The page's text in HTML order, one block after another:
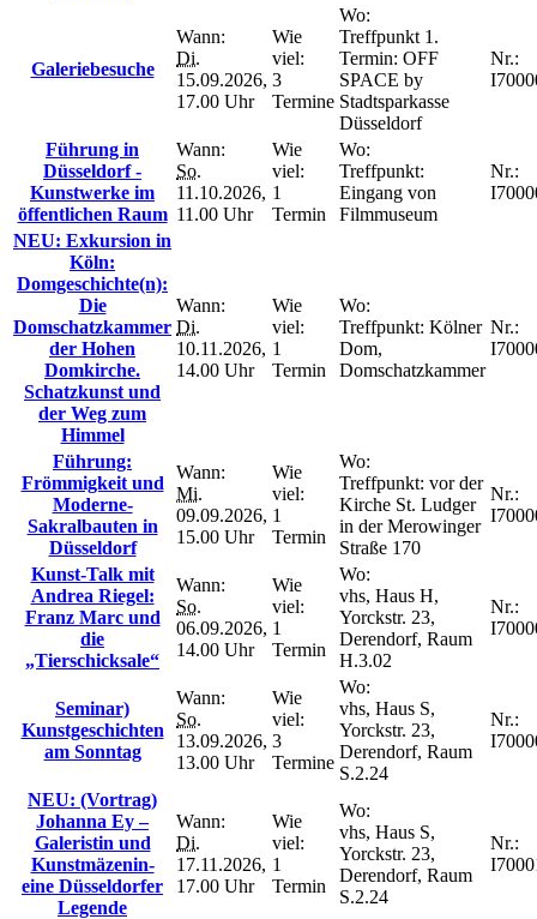
Galeriebesuche
Wann:
Di.
15.09.2026,
17.00 Uhr
Wie
viel:
3
Termine
Wo:
Treffpunkt 1.
Termin: OFF
SPACE by
Stadtsparkasse
Düsseldorf
Nr.:
Führung in
Düsseldorf -
Kunstwerke im
öffentlichen Raum
Wann:
So.
11.10.2026,
11.00 Uhr
Wie
viel:
1
Termin
Wo:
Treffpunkt:
Eingang von
Filmmuseum
Nr.:
NEU: Exkursion in
Köln:
Domgeschichte(n):
Die
Domschatzkammer
der Hohen
Domkirche.
Schatzkunst und
der Weg zum
Himmel
Wann:
Di.
10.11.2026,
14.00 Uhr
Wie
viel:
1
Termin
Wo:
Treffpunkt: Kölner
Dom,
Domschatzkammer
Nr.:
Führung:
Frömmigkeit und
Moderne-
Sakralbauten in
Düsseldorf
Wann:
Mi.
09.09.2026,
15.00 Uhr
Wie
viel:
1
Termin
Wo:
Treffpunkt: vor der
Kirche St. Ludger
in der Merowinger
Straße 170
Nr.:
Kunst-Talk mit
Andrea Riegel:
Franz Marc und
die
„Tierschicksale“
Wann:
So.
06.09.2026,
14.00 Uhr
Wie
viel:
1
Termin
Wo:
vhs, Haus H,
Yorckstr. 23,
Derendorf, Raum
H.3.02
Nr.:
Seminar)
Kunstgeschichten
am Sonntag
Wann:
So.
13.09.2026,
13.00 Uhr
Wie
viel:
3
Termine
Wo:
vhs, Haus S,
Yorckstr. 23,
Derendorf, Raum
S.2.24
Nr.:
NEU: (Vortrag)
Johanna Ey –
Galeristin und
Kunstmäzenin-
eine Düsseldorfer
Legende
Wann:
Di.
17.11.2026,
17.00 Uhr
Wie
viel:
1
Termin
Wo:
vhs, Haus S,
Yorckstr. 23,
Derendorf, Raum
S.2.24
Nr.: